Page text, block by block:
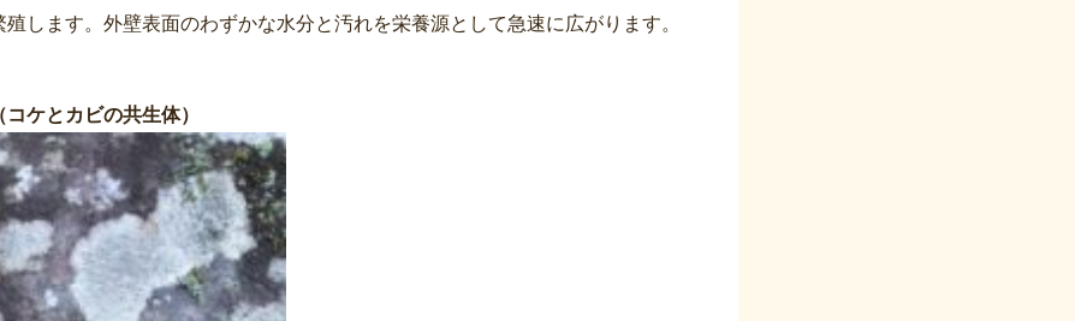
殖します。外壁表面のわずかな水分と汚れを栄養源として急速に広がります。
ケとカビの共生体）